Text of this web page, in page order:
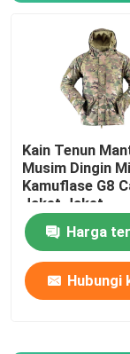
Kain Tenun
Musim Dingin
Kamuflase G8
Jaket Jaket
Harga
Hubungi